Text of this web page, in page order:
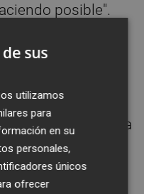
posible".
marítima
también la
de presentar en el
de Fallas", la
posible "la
la zona
de Natzaret,
sus
utilizamos
para
en su
personales,
únicos
ofrecer